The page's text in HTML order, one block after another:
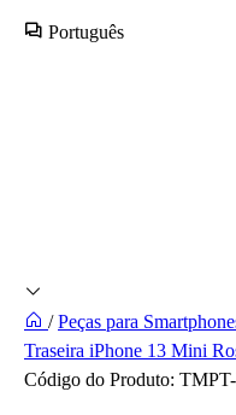
Português
/ Peças para
Traseira iPhone 13 Mini
Código do Produto: